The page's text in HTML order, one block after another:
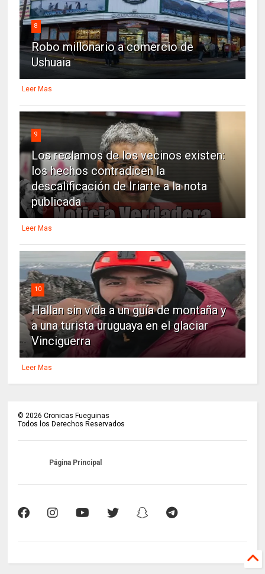
8
Robo millonario a comercio de
Ushuaia
Leer Mas
9
Los reclamos de los vecinos existen:
los hechos contradicen la
descalificación de Iriarte a la nota
publicada
Leer Mas
10
Hallan sin vida a un guía de montaña y
a una turista uruguaya en el glaciar
Vinciguerra
Leer Mas
© 2026 Cronicas Fueguinas
Todos los Derechos Reservados
Página Principal